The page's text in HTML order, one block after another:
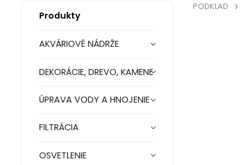
Produkty
AKVÁRIOVÉ NÁDRŽE
DEKORÁCIE, DREVO, KAMENE
ÚPRAVA VODY A HNOJENIE
FILTRÁCIA
OSVETLENIE
PODKLAD